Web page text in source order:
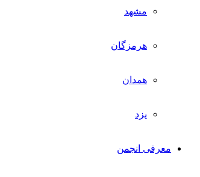
مشهد
هرمزگان
همدان
یزد
معرفی انجمن